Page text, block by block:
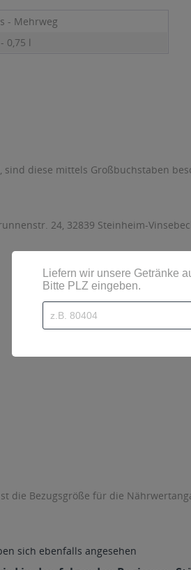
- Mehrweg
0,75 l
diese mittels Großbuchstaben
24, 32839 Steinheim-
die Bezugsgröße für die
sich ebenfalls angesehen